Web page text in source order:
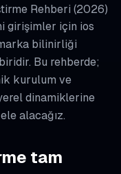
Rehberi (2026)
girişimler için ios
bilinirliği
Bu rehberde;
kurulum ve
dinamiklerine
alacağız.
tam